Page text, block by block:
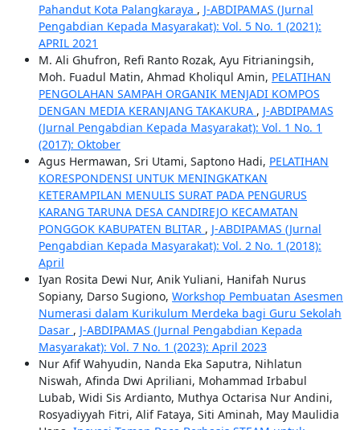
Pahandut Kota Palangkaraya , J-ABDIPAMAS (Jurnal
Pengabdian Kepada Masyarakat): Vol. 5 No. 1 (2021):
APRIL 2021
M. Ali Ghufron, Refi Ranto Rozak, Ayu Fitrianingsih,
Moh. Fuadul Matin, Ahmad Kholiqul Amin, PELATIHAN
PENGOLAHAN SAMPAH ORGANIK MENJADI KOMPOS
DENGAN MEDIA KERANJANG TAKAKURA , J-ABDIPAMAS
(Jurnal Pengabdian Kepada Masyarakat): Vol. 1 No. 1
(2017): Oktober
Agus Hermawan, Sri Utami, Saptono Hadi, PELATIHAN
KORESPONDENSI UNTUK MENINGKATKAN
KETERAMPILAN MENULIS SURAT PADA PENGURUS
KARANG TARUNA DESA CANDIREJO KECAMATAN
PONGGOK KABUPATEN BLITAR , J-ABDIPAMAS (Jurnal
Pengabdian Kepada Masyarakat): Vol. 2 No. 1 (2018):
April
Iyan Rosita Dewi Nur, Anik Yuliani, Hanifah Nurus
Sopiany, Darso Sugiono, Workshop Pembuatan Asesmen
Numerasi dalam Kurikulum Merdeka bagi Guru Sekolah
Dasar , J-ABDIPAMAS (Jurnal Pengabdian Kepada
Masyarakat): Vol. 7 No. 1 (2023): April 2023
Nur Afif Wahyudin, Nanda Eka Saputra, Nihlatun
Niswah, Afinda Dwi Apriliani, Mohammad Irbabul
Lubab, Widi Sis Ardianto, Muthya Octarisa Nur Andini,
Rosyadiyyah Fitri, Alif Fataya, Siti Aminah, May Maulidia